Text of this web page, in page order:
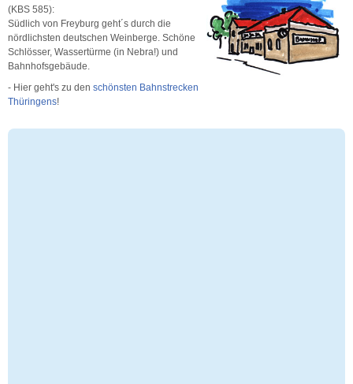
(KBS 585):
Südlich von Freyburg geht´s durch die
nördlichsten deutschen Weinberge. Schöne
Schlösser, Wassertürme (in Nebra!) und
Bahnhofsgebäude.
- Hier geht's zu den schönsten Bahnstrecken
Thüringens!